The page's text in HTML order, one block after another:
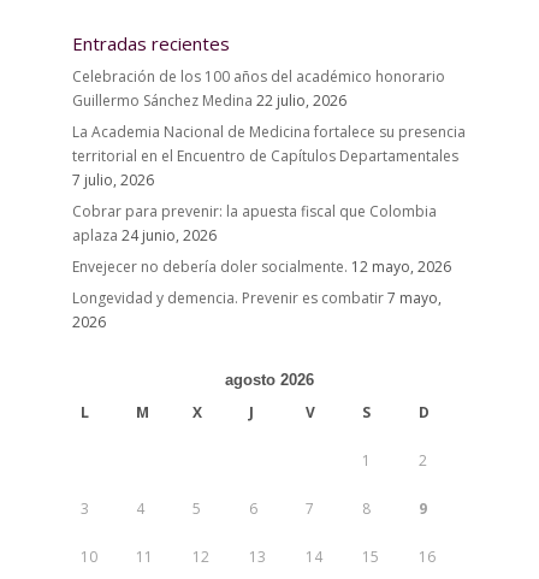
Entradas recientes
Celebración de los 100 años del académico honorario
Guillermo Sánchez Medina 22 julio, 2026
La Academia Nacional de Medicina fortalece su presencia
territorial en el Encuentro de Capítulos Departamentales
7 julio, 2026
Cobrar para prevenir: la apuesta fiscal que Colombia
aplaza 24 junio, 2026
Envejecer no debería doler socialmente. 12 mayo, 2026
Longevidad y demencia. Prevenir es combatir7 mayo,
2026
agosto 2026
L M X J V S D
1 2
3 4 5 6 7 8 9
10 11 12 13 14 15 16